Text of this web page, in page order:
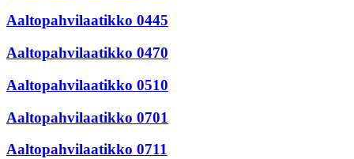
Aaltopahvilaatikko 0445
Aaltopahvilaatikko 0470
Aaltopahvilaatikko 0510
Aaltopahvilaatikko 0701
Aaltopahvilaatikko 0711